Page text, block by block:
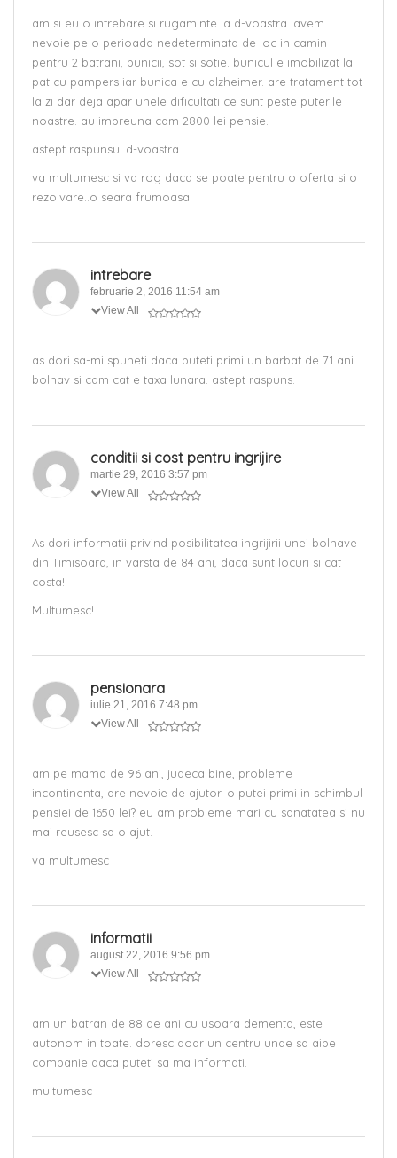
am si eu o intrebare si rugaminte la d-voastra. avem
nevoie pe o perioada nedeterminata de loc in camin
pentru 2 batrani, bunicii, sot si sotie. bunicul e imobilizat la
pat cu pampers iar bunica e cu alzheimer. are tratament tot
la zi dar deja apar unele dificultati ce sunt peste puterile
noastre. au impreuna cam 2800 lei pensie.
astept raspunsul d-voastra.
va multumesc si va rog daca se poate pentru o oferta si o
rezolvare..o seara frumoasa
intrebare
februarie 2, 2016 11:54 am
View All
as dori sa-mi spuneti daca puteti primi un barbat de 71 ani
bolnav si cam cat e taxa lunara. astept raspuns.
conditii si cost pentru ingrijire
martie 29, 2016 3:57 pm
View All
As dori informatii privind posibilitatea ingrijirii unei bolnave
din Timisoara, in varsta de 84 ani, daca sunt locuri si cat
costa!
Multumesc!
pensionara
iulie 21, 2016 7:48 pm
View All
am pe mama de 96 ani, judeca bine, probleme
incontinenta, are nevoie de ajutor. o putei primi in schimbul
pensiei de 1650 lei? eu am probleme mari cu sanatatea si nu
mai reusesc sa o ajut.
va multumesc
informatii
august 22, 2016 9:56 pm
View All
am un batran de 88 de ani cu usoara dementa, este
autonom in toate. doresc doar un centru unde sa aibe
companie daca puteti sa ma informati.
multumesc